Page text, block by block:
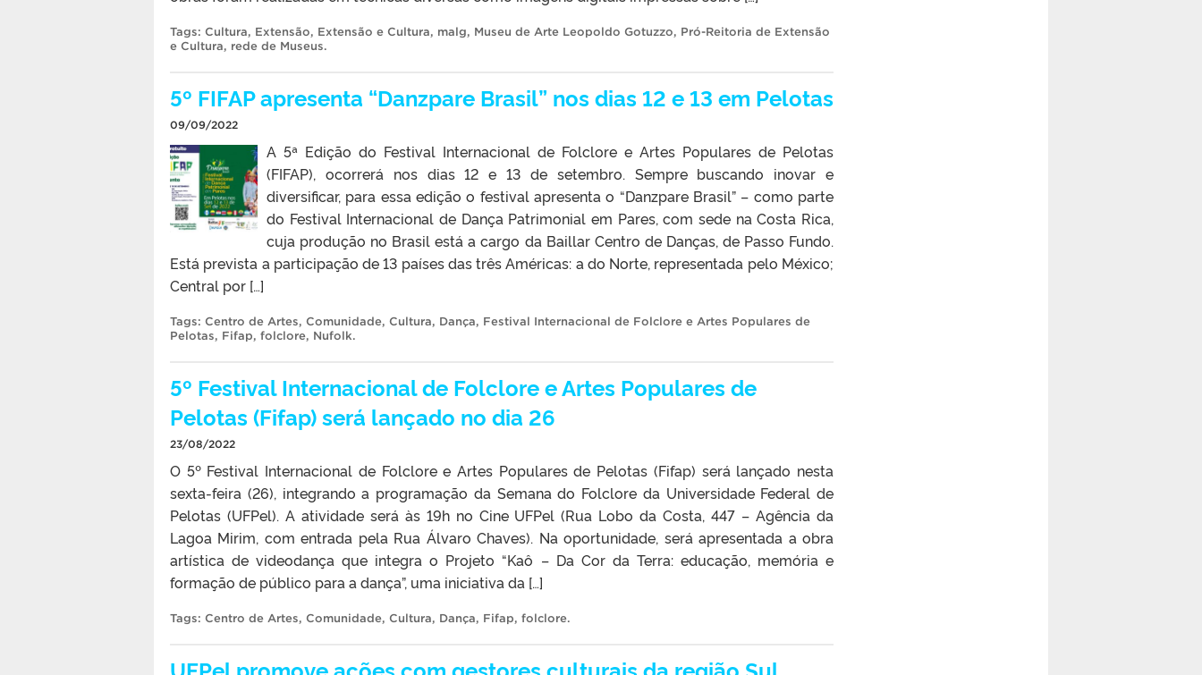
Tags: Cultura, Extensão, Extensão e Cultura, malg, Museu de Arte Leopoldo Gotuzzo, Pró-Reitoria de Extensão
e Cultura, rede de Museus.
5º FIFAP apresenta “Danzpare Brasil” nos dias 12 e 13 em Pelotas
09/09/2022
A 5ª Edição do Festival Internacional de Folclore e Artes Populares de Pelotas
(FIFAP), ocorrerá nos dias 12 e 13 de setembro. Sempre buscando inovar e
diversificar, para essa edição o festival apresenta o “Danzpare Brasil” – como parte
do Festival Internacional de Dança Patrimonial em Pares, com sede na Costa Rica,
cuja produção no Brasil está a cargo da Baillar Centro de Danças, de Passo Fundo.
Está prevista a participação de 13 países das três Américas: a do Norte, representada pelo México;
Central por […]
Tags: Centro de Artes, Comunidade, Cultura, Dança, Festival Internacional de Folclore e Artes Populares de
Pelotas, Fifap, folclore, Nufolk.
5º Festival Internacional de Folclore e Artes Populares de
Pelotas (Fifap) será lançado no dia 26
23/08/2022
O 5º Festival Internacional de Folclore e Artes Populares de Pelotas (Fifap) será lançado nesta
sexta-feira (26), integrando a programação da Semana do Folclore da Universidade Federal de
Pelotas (UFPel). A atividade será às 19h no Cine UFPel (Rua Lobo da Costa, 447 – Agência da
Lagoa Mirim, com entrada pela Rua Álvaro Chaves). Na oportunidade, será apresentada a obra
artística de videodança que integra o Projeto “Kaô – Da Cor da Terra: educação, memória e
formação de público para a dança”, uma iniciativa da […]
Tags: Centro de Artes, Comunidade, Cultura, Dança, Fifap, folclore.
UFPel promove ações com gestores culturais da região Sul